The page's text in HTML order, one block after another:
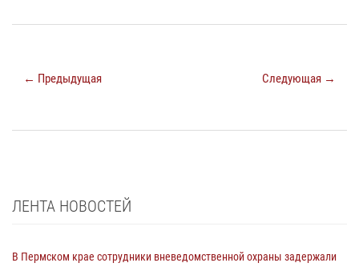
← Предыдущая Следующая →
ЛЕНТА НОВОСТЕЙ
В Пермском крае сотрудники вневедомственной охраны задержали